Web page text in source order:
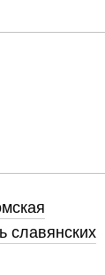
славянских